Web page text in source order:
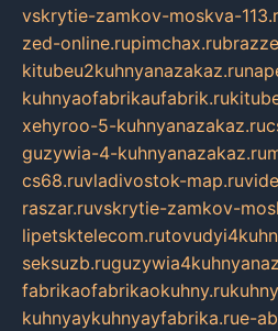
vskrytie-zamkov-moskva-
zed-online.rupimchax.ru
kitubeu2kuhnyanazakaz.ru
kuhnyaofabrikaufabrik.ru
xehyroo-5-kuhnyanazakaz.ru
guzywia-4-kuhnyanazakaz.ru
cs68.ruvladivostok-map.ru
raszar.ruvskrytie-zamkov-
lipetsktelecom.ru
seksuzb.ru
fabrikaofabrikaokuhny.ru
kuhnyaykuhnyayfabrika.rue-